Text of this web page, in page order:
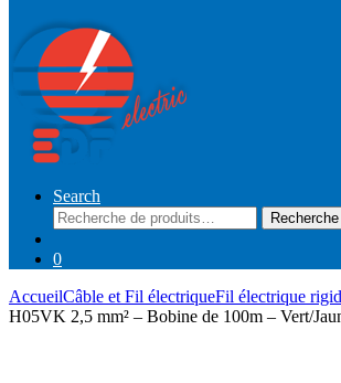
Search
Recherche
pour :
Recherche
0
AccueilCâble et Fil électriqueFil électrique
H05VK 2,5 mm² – Bobine de 100m – Vert/